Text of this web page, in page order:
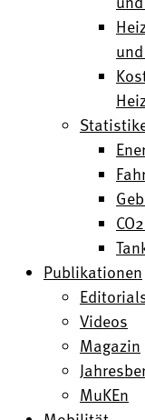
Publikationen
Videos
Magazin
MuKEn